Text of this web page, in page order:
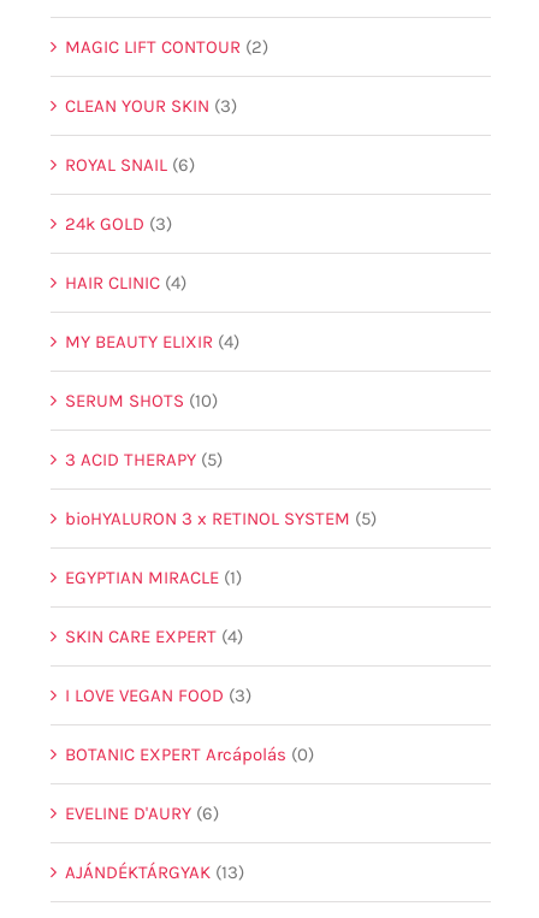
MAGIC LIFT CONTOUR (2)
CLEAN YOUR SKIN (3)
ROYAL SNAIL (6)
24k GOLD (3)
HAIR CLINIC (4)
MY BEAUTY ELIXIR (4)
SERUM SHOTS (10)
3 ACID THERAPY (5)
bioHYALURON 3 x RETINOL SYSTEM (5)
EGYPTIAN MIRACLE (1)
SKIN CARE EXPERT (4)
I LOVE VEGAN FOOD (3)
BOTANIC EXPERT Arcápolás (0)
EVELINE D'AURY (6)
AJÁNDÉKTÁRGYAK (13)